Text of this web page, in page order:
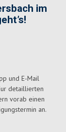
im
und E-Mail
detaillierten
vorab einen
an.